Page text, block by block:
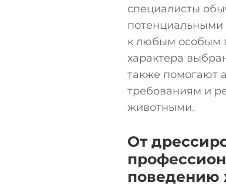
специалисты
потенциальными
к любым особым
характера
также помогают
требованиям и
животными.
От
поведению